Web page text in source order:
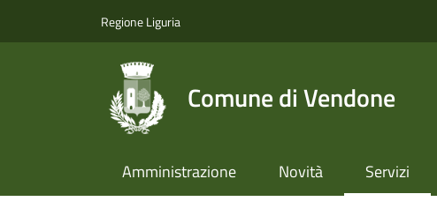
Regione Liguria
Comune di Vendone
Amministrazione Novità Servizi